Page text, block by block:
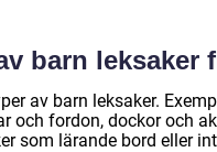
barn leksaker
av barn leksaker.
och fordon, dockor och
som lärande bord eller